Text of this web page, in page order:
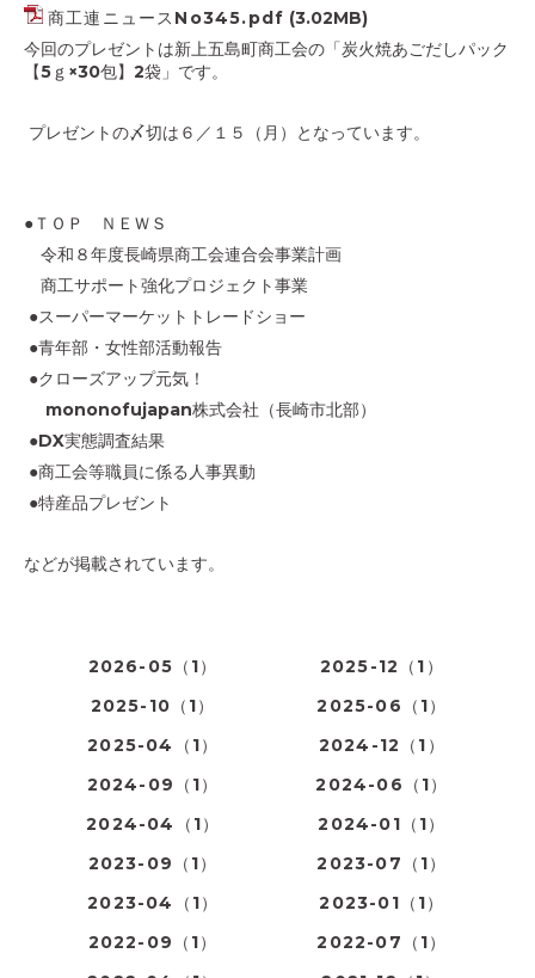
商工連ニュースNo345.pdf (3.02MB)
今回のプレゼントは新上五島町商工会の「炭火焼あごだしパック
【5ｇ×30包】2袋」です。
プレゼントの〆切は６／１５（月）となっています。
●ＴＯＰ ＮＥＷＳ
令和８年度長崎県商工会連合会事業計画
商工サポート強化プロジェクト事業
●スーパーマーケットトレードショー
●青年部・女性部活動報告
●クローズアップ元気！
mononofujapan株式会社（長崎市北部）
●DX実態調査結果
●商工会等職員に係る人事異動
●特産品プレゼント
などが掲載されています。
2026-05（1）
2025-12（1）
2025-10（1）
2025-06（1）
2025-04（1）
2024-12（1）
2024-09（1）
2024-06（1）
2024-04（1）
2024-01（1）
2023-09（1）
2023-07（1）
2023-04（1）
2023-01（1）
2022-09（1）
2022-07（1）